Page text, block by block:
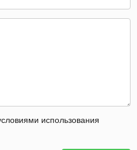
использования